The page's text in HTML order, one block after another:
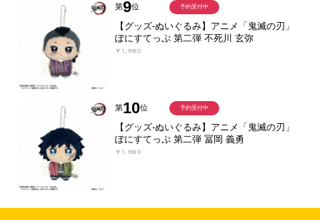
第9位
【グッズ-ぬいぐるみ】アニメ「鬼滅の刃」
ぽにすてっぷ 第二弾 不死川 玄弥
￥1,980
予約受付中
第10位
【グッズ-ぬいぐるみ】アニメ「鬼滅の刃」
ぽにすてっぷ 第二弾 冨岡 義勇
￥1,980
予約受付中